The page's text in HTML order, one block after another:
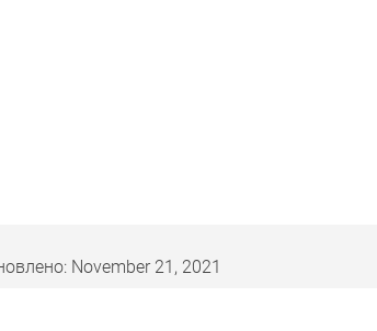
November 21, 2021